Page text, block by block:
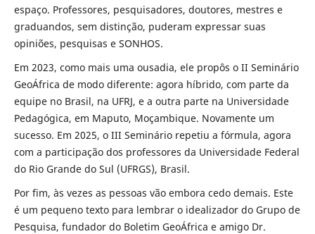
espaço. Professores, pesquisadores, doutores, mestres e
graduandos, sem distinção, puderam expressar suas
opiniões, pesquisas e SONHOS.
Em 2023, como mais uma ousadia, ele propôs o II Seminário
GeoÁfrica de modo diferente: agora híbrido, com parte da
equipe no Brasil, na UFRJ, e a outra parte na Universidade
Pedagógica, em Maputo, Moçambique. Novamente um
sucesso. Em 2025, o III Seminário repetiu a fórmula, agora
com a participação dos professores da Universidade Federal
do Rio Grande do Sul (UFRGS), Brasil.
Por fim, às vezes as pessoas vão embora cedo demais. Este
é um pequeno texto para lembrar o idealizador do Grupo de
Pesquisa, fundador do Boletim GeoÁfrica e amigo Dr.